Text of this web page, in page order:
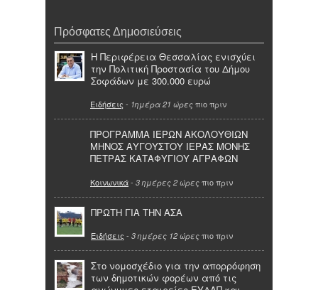
Πρόσφατες Δημοσιεύσεις
Η Περιφέρεια Θεσσαλίας ενισχύει
την Πολιτική Προστασία του Δήμου
Σοφάδων με 300.000 ευρώ
Ειδήσεις - 1ημέρα 21 ώρες πιο πριν
ΠΡΟΓΡΑΜΜΑ ΙΕΡΩΝ ΑΚΟΛΟΥΘΙΩΝ
ΜΗΝΟΣ ΑΥΓΟΥΣΤΟΥ ΙΕΡΑΣ ΜΟΝΗΣ
ΠΕΤΡΑΣ ΚΑΤΑΦΥΓΙΟΥ ΑΓΡΑΦΩΝ
Κοινωνικά- 3 ημέρες 2 ώρες πιο πριν
ΠΡΩΤΗ ΓΙΑ ΤΗΝ ΑΣΑ
Ειδήσεις - 3 ημέρες 12 ώρες πιο πριν
Στο νομοσχέδιο για την απορρόφηση
των δημοτικών φορέων από τις